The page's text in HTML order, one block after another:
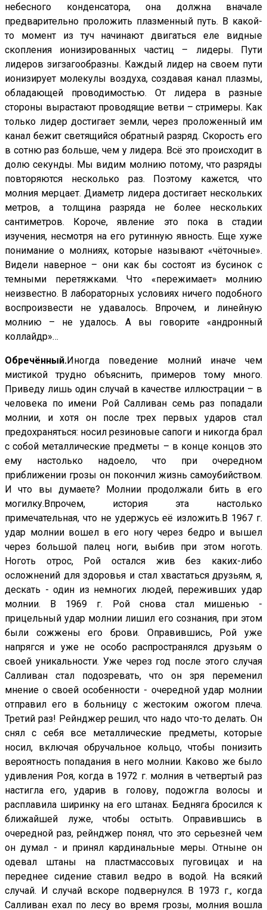
небесного конденсатора, она должна вначале
предварительно проложить плазменный путь. В какой-
то момент из туч начинают двигаться еле видные
скопления ионизированных частиц – лидеры. Пути
лидеров зигзагообразны. Каждый лидер на своем пути
ионизирует молекулы воздуха, создавая канал плазмы,
обладающей проводимостью. От лидера в разные
стороны вырастают проводящие ветви – стримеры. Как
только лидер достигает земли, через проложенный им
канал бежит светящийся обратный разряд. Скорость его
в сотню раз больше, чем у лидера. Всё это происходит в
долю секунды. Мы видим молнию потому, что разряды
повторяются несколько раз. Поэтому кажется, что
молния мерцает. Диаметр лидера достигает нескольких
метров, а толщина разряда не более нескольких
сантиметров. Короче, явление это пока в стадии
изучения, несмотря на его рутинную явность. Еще хуже
понимание о молниях, которые называют «чёточные».
Видели наверное – они как бы состоят из бусинок с
темными перетяжками. Что «пережимает» молнию
неизвестно. В лабораторных условиях ничего подобного
воспроизвести не удавалось. Впрочем, и линейную
молнию – не удалось. А вы говорите «андронный
коллайдр»…
Обречённый.Иногда поведение молний иначе чем
мистикой трудно объяснить, примеров тому много.
Приведу лишь один случай в качестве иллюстрации – в
человека по имени Рой Салливан семь раз попадали
молнии, и хотя он после трех первых ударов стал
предохраняться: носил резиновые сапоги и никогда брал
с собой металлические предметы – в конце концов это
ему настолько надоело, что при очередном
приближении грозы он покончил жизнь самоубийством.
И что вы думаете? Молнии продолжали бить в его
могилку.Впрочем, история эта настолько
примечательная, что не удержусь её изложить.В 1967 г.
удар молнии вошел в его ногу через бедро и вышел
через большой палец ноги, выбив при этом ноготь.
Ноготь отрос, Рой остался жив без каких-либо
осложнений для здоровья и стал хвастаться друзьям, я,
дескать - один из немногих людей, переживших удар
молнии. В 1969 г. Рой снова стал мишенью -
прицельный удар молнии лишил его сознания, при этом
были сожжены его брови. Оправившись, Рой уже
напрягся и уже не особо распространялся друзьям о
своей уникальности. Уже через год после этого случая
Салливан стал подозревать, что он зря переменил
мнение о своей особенности - очередной удар молнии
отправил его в больницу с жестоким ожогом плеча.
Третий раз! Рейнджер решил, что надо что-то делать. Он
снял с себя все металлические предметы, которые
носил, включая обручальное кольцо, чтобы понизить
вероятность попадания в него молнии. Каково же было
удивления Роя, когда в 1972 г. молния в четвертый раз
настигла его, ударив в голову, подожгла волосы и
расплавила ширинку на его штанах. Бедняга бросился к
ближайшей луже, чтобы остыть. Оправившись в
очередной раз, рейнджер понял, что это серьезней чем
он думал - и принял кардинальные меры. Отныне он
одевал штаны на пластмассовых пуговицах и на
переднее сидение ставил ведро в водой. На всякий
случай. И случай вскоре подвернулся. В 1973 г., когда
Салливан ехал по лесу во время грозы, молния вошла